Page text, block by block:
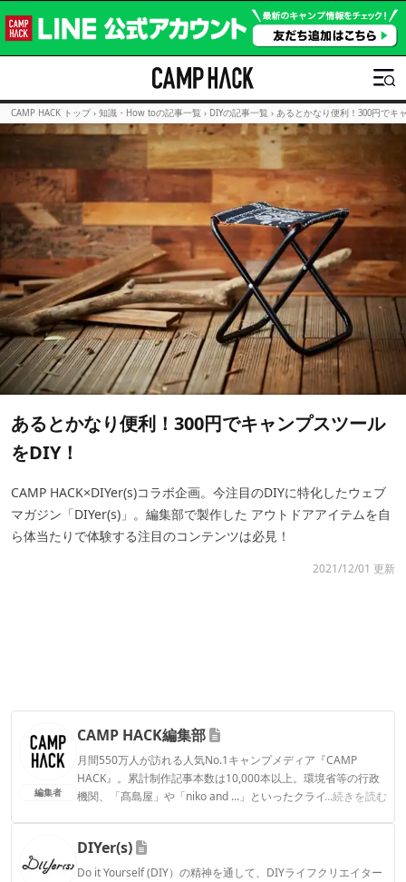
CAMP HACK トップ › 知識・How toの記事一覧 › DIYの記事一覧 › あるとかなり便利！300円でキ
あるとかなり便利！300円でキャンプスツール
をDIY！
CAMP HACK×DIYer(s)コラボ企画。今注目のDIYに特化したウェブ
マガジン「DIYer(s)」。編集部で製作した アウトドアアイテムを自
ら体当たりで体験する注目のコンテンツは必見！
2021/12/01 更新
編集者
CAMP HACK編集部
月間550万人が訪れる人気No.1キャンプメディア『CAMP
HACK』。累計制作記事本数は10,000本以上。環境省等の行政
機関、「髙島屋」や「niko and ...」といったクライアントとの
...続きを読む
CAMP HACK編集部のプロフィール
DIYer(s)
Do it Yourself (DIY）の精神を通して、DIYライフクリエイター